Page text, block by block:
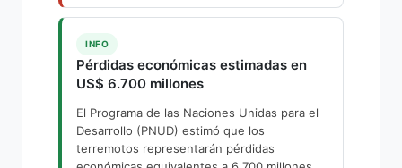
INFO
Pérdidas económicas estimadas en
US$ 6.700 millones
El Programa de las Naciones Unidas para el
Desarrollo (PNUD) estimó que los
terremotos representarán pérdidas